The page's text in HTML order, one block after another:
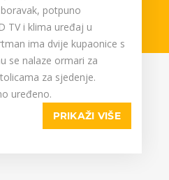
potpuno
TV i klima uređaj u
ima dvije kupaonice s
se nalaze ormari za
za sjedenje.
uređeno.
PRIKAŽI VIŠE